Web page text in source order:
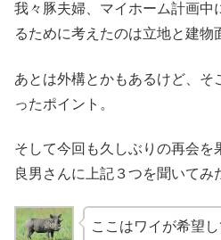
我々豚夫婦、マイホーム計画中
るために考えたのは立地と建物
あとは外構とかもあるけど、そ
ったポイント。
そして今回も久しぶりの再会を
良男さんに上記３つを聞いてみ
ここはワイが希望